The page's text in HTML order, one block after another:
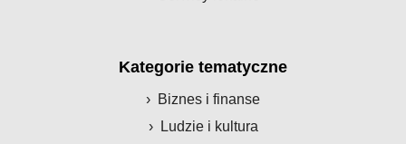
Kategorie tematyczne
Biznes i finanse
Ludzie i kultura